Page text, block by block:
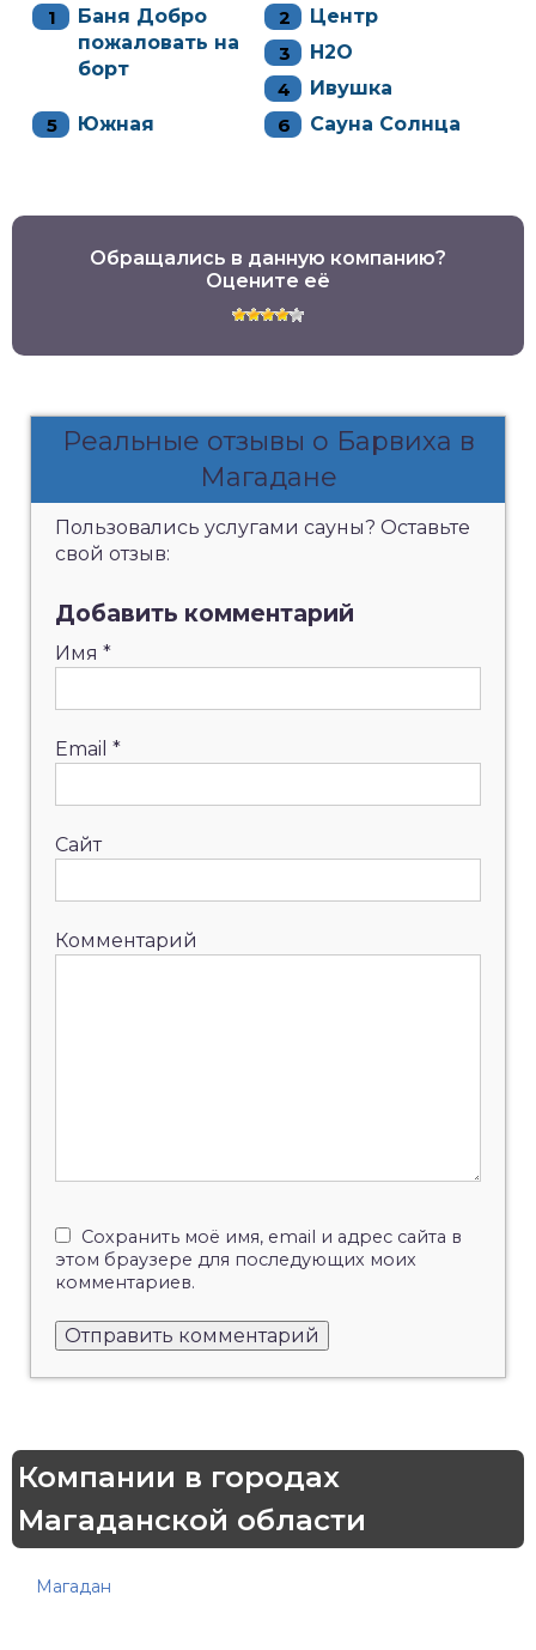
Баня Добро
пожаловать на
борт
Центр
H2O
Ивушка
Южная
Сауна Солнца
Обращались в данную компанию?
Оцените её
Реальные отзывы о Барвиха в
Магадане
Пользовались услугами сауны? Оставьте
свой отзыв:
Добавить комментарий
Имя *
Email *
Сайт
Комментарий
Сохранить моё имя, email и адрес сайта в
этом браузере для последующих моих
комментариев.
Компании в городах
Магаданской области
Магадан